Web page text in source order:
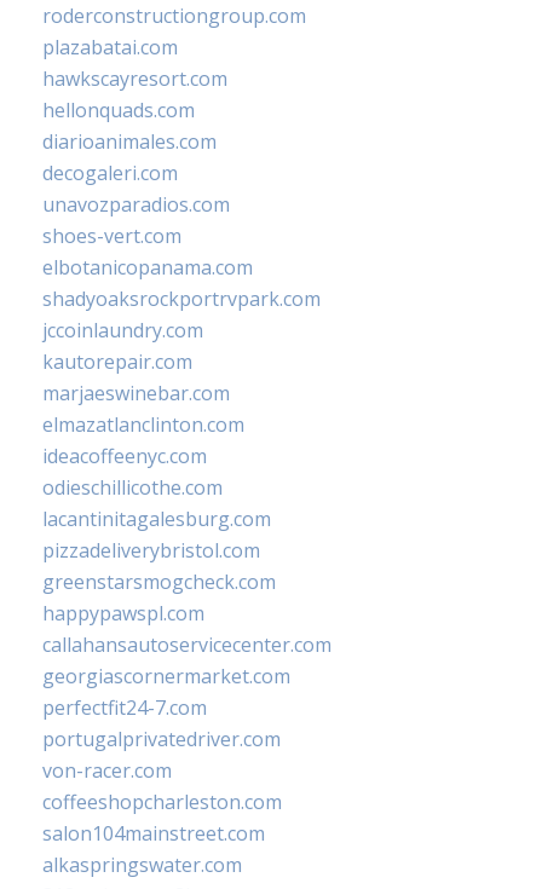
roderconstructiongroup.com
plazabatai.com
hawkscayresort.com
hellonquads.com
diarioanimales.com
decogaleri.com
unavozparadios.com
shoes-vert.com
elbotanicopanama.com
shadyoaksrockportrvpark.com
jccoinlaundry.com
kautorepair.com
marjaeswinebar.com
elmazatlanclinton.com
ideacoffeenyc.com
odieschillicothe.com
lacantinitagalesburg.com
pizzadeliverybristol.com
greenstarsmogcheck.com
happypawspl.com
callahansautoservicecenter.com
georgiascornermarket.com
perfectfit24-7.com
portugalprivatedriver.com
von-racer.com
coffeeshopcharleston.com
salon104mainstreet.com
alkaspringswater.com